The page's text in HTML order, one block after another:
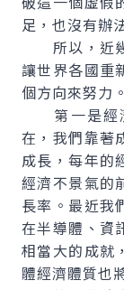
足，也沒有辦
所以，近幾
讓世界各國重
個方向來努力。
第一是經
在，我們靠著
成長，每年的
經濟不景氣的
長率。最近我
在半導體、資
相當大的成就
體經濟體質也